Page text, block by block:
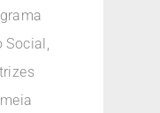
Social,